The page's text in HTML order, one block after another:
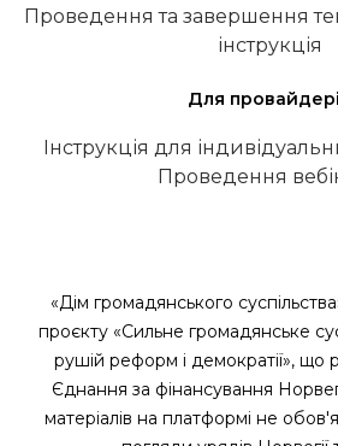
Проведення та завершення
інструкція
Для
Інструкція для
Проведення
«Дім громадянського
проєкту «Сильне громадянське
рушій реформ і демократії», що
Єднання за фінансування
матеріалів на платформі не